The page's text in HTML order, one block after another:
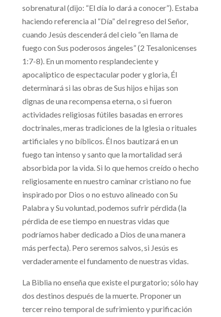
sobrenatural (dijo: “El día lo dará a conocer”). Estaba
haciendo referencia al “Día” del regreso del Señor,
cuando Jesús descenderá del cielo “en llama de
fuego con Sus poderosos ángeles” (2 Tesalonicenses
1:7-8). En un momento resplandeciente y
apocalíptico de espectacular poder y gloria, Él
determinará si las obras de Sus hijos e hijas son
dignas de una recompensa eterna, o si fueron
actividades religiosas fútiles basadas en errores
doctrinales, meras tradiciones de la Iglesia o rituales
artificiales y no bíblicos. Él nos bautizará en un
fuego tan intenso y santo que la mortalidad será
absorbida por la vida. Si lo que hemos creído o hecho
religiosamente en nuestro caminar cristiano no fue
inspirado por Dios o no estuvo alineado con Su
Palabra y Su voluntad, podemos sufrir pérdida (la
pérdida de ese tiempo en nuestras vidas que
podríamos haber dedicado a Dios de una manera
más perfecta). Pero seremos salvos, si Jesús es
verdaderamente el fundamento de nuestras vidas.
La Biblia no enseña que existe el purgatorio; sólo hay
dos destinos después de la muerte. Proponer un
tercer reino temporal de sufrimiento y purificación